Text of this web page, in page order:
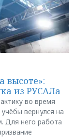
высоте»:
из РУСАЛа
во время
вернулся на
Для него работа